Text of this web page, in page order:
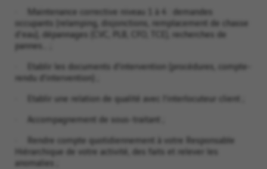
· Maintenance corrective niveau 1 à 4 : demandes
occupants (relamping, disjonctions, remplacement de chasse
d'eau), dépannages (CVC, PLB, CFO, TCE), recherches de
pannes… ;
· Etablir les documents d’intervention (procédures, compte-
rendu d’intervention) ;
· Etablir une relation de qualité avec l’interlocuteur client ;
· Accompagnement de sous-traitant ;
· Rendre compte quotidiennement à votre Responsable
Hiérarchique de votre activité, des faits et relever les
anomalies ;